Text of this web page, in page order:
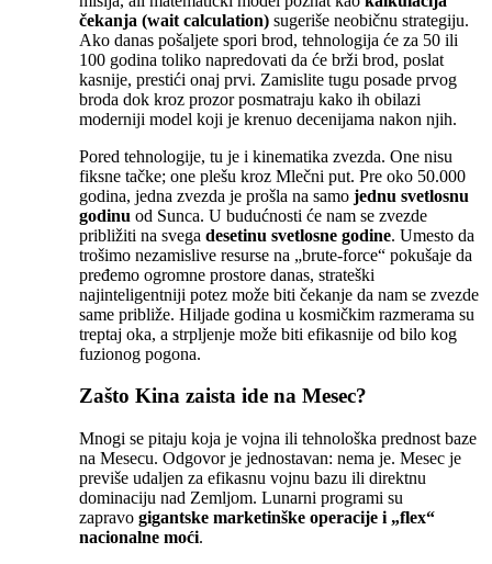
čekanja (wait calculation) sugeriše neobičnu strategiju.
Ako danas pošaljete spori brod, tehnologija će za 50 ili
100 godina toliko napredovati da će brži brod, poslat
kasnije, prestići onaj prvi. Zamislite tugu posade prvog
broda dok kroz prozor posmatraju kako ih obilazi
moderniji model koji je krenuo decenijama nakon njih.
Pored tehnologije, tu je i kinematika zvezda. One nisu
fiksne tačke; one plešu kroz Mlečni put. Pre oko 50.000
godina, jedna zvezda je prošla na samo jednu svetlosnu
godinu od Sunca. U budućnosti će nam se zvezde
približiti na svega desetinu svetlosne godine. Umesto da
trošimo nezamislive resurse na „brute-force“ pokušaje da
pređemo ogromne prostore danas, strateški
najinteligentniji potez može biti čekanje da nam se zvezde
same približe. Hiljade godina u kosmičkim razmerama su
treptaj oka, a strpljenje može biti efikasnije od bilo kog
fuzionog pogona.
Zašto Kina zaista ide na Mesec?
Mnogi se pitaju koja je vojna ili tehnološka prednost baze
na Mesecu. Odgovor je jednostavan: nema je. Mesec je
previše udaljen za efikasnu vojnu bazu ili direktnu
dominaciju nad Zemljom. Lunarni programi su
zapravo gigantske marketinške operacije i „flex“
nacionalne moći.